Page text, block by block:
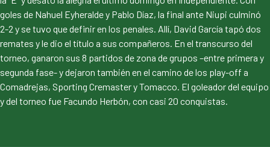
goles de Nahuel Eyheralde y Pablo Díaz, la final ante Niupi culminó
2-2 y se tuvo que definir en los penales. Allí, David García tapó dos
remates y le dio el título a sus compañeros. En el transcurso del
torneo, ganaron sus 8 partidos de zona de grupos –entre primera y
segunda fase- y dejaron también en el camino de los play-off a
Comadrejas, Sporting Cremaster y Tomacco. El goleador del equipo
y del torneo fue Facundo Herbón, con casi 20 conquistas.